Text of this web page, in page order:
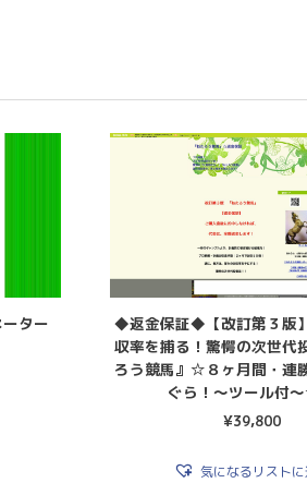
ター
◆返金保証◆【改訂第３版
収率を捕る！驚愕の次世代
ろう競馬』☆８ヶ月間・連
ぐら！〜ツール付
¥39,800
気になるリスト